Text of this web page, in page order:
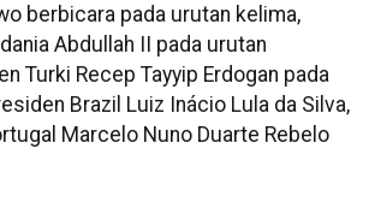
berbicara pada urutan kelima,
Abdullah II pada urutan
Turki Recep Tayyip Erdogan pada
Brazil Luiz Inácio Lula da Silva,
Marcelo Nuno Duarte Rebelo